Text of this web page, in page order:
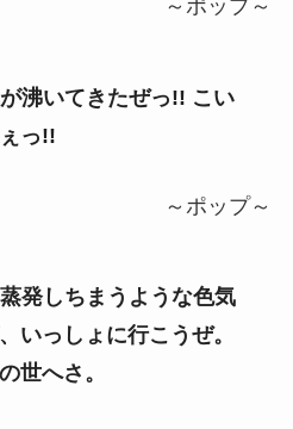
～ポップ～
沸いてきたぜっ!! こい
っ!!
～ポップ～
発しちまうような色気
いっしょに行こうぜ。
世へさ。